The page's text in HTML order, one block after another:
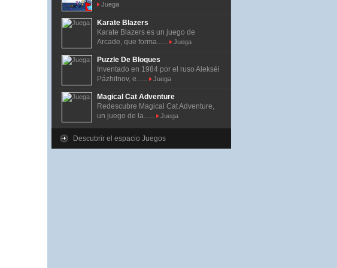
Juega
Karate Blazers
Karate Blazers es un juego de
Arcade, que forma......
Juega
Puzzle De Bloques
Inventado en 1984 por el ruso Alekséi
Pázhitnov, e......
Juega
Magical Cat Adventure
Redescubre Magical Cat Adventure,
un juego de la......
Juega
Descubrir el espacio Juegos